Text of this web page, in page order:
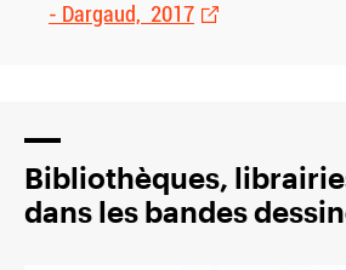
- Dargaud, 2017
Bibliothèques,
dans les bandes